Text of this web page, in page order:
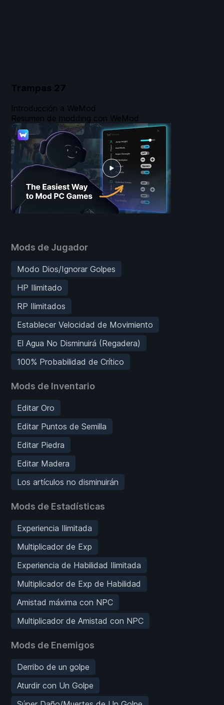
Trampas 27
Mods de Jugador
Modo Dios/Ignorar Golpes
HP Ilimitado
RP Ilimitados
Establecer Velocidad de Movimiento
El Agua No Disminuirá (Regadera)
100% Probabilidad de Crítico
Mods de Inventario
Editar Oro
Editar Puntos de Semilla
Editar Piedra
Editar Madera
Los artículos no disminuirán
Mods de Estadísticas
Experiencia Ilimitada
Multiplicador de Exp
Experiencia de Habilidad Ilimitada
Multiplicador de Exp de Habilidad
Amistad máxima con NPC
Multiplicador de Amistad con NPC
Mods de Enemigos
Derribo de un golpe
Aturdir con Un Golpe
Introducción a WeMod
Resumen de modding con WeMod